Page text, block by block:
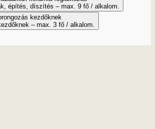
építés, díszítés – max. 9 fő / alkalom.
kezdőknek
– max. 3 fő / alkalom.